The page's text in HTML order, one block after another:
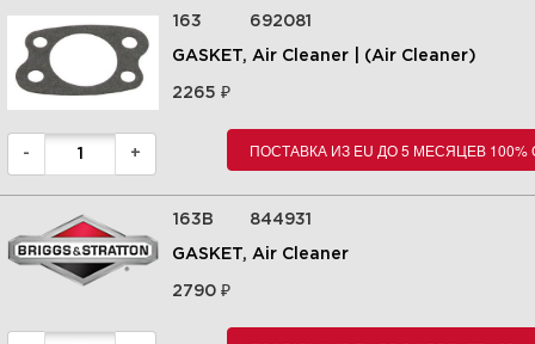
карбюраторный комплект
295442-0113-E9
Увеличить
163 692081
GASKET, Air Cleaner | (Air Cleaner)
2265₽
- + ПОСТАВКА ИЗ EU ДО 5 МЕСЯЦЕВ
163B 844931
GASKET, Air Cleaner
2790₽